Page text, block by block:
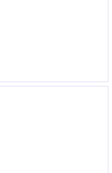
品的研发投入。